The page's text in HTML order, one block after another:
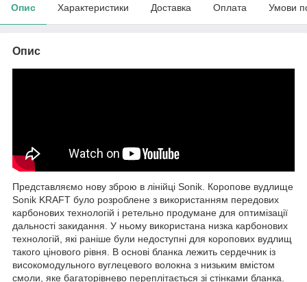
Опис Характеристики Доставка Оплата Умови
Опис
Представляємо нову зброю в лінійці Sonik. Коропове вудлище
Sonik KRAFT було розроблене з використанням передових
карбонових технологій і ретельно продумане для оптимізації
дальності закидання. У ньому використана низка карбонових
технологій, які раніше були недоступні для коропових вудлищ
такого цінового рівня. В основі бланка лежить сердечник із
високомодульного вуглецевого волокна з низьким вмістом
смоли, яке багаторівнево переплітається зі стінками бланка.